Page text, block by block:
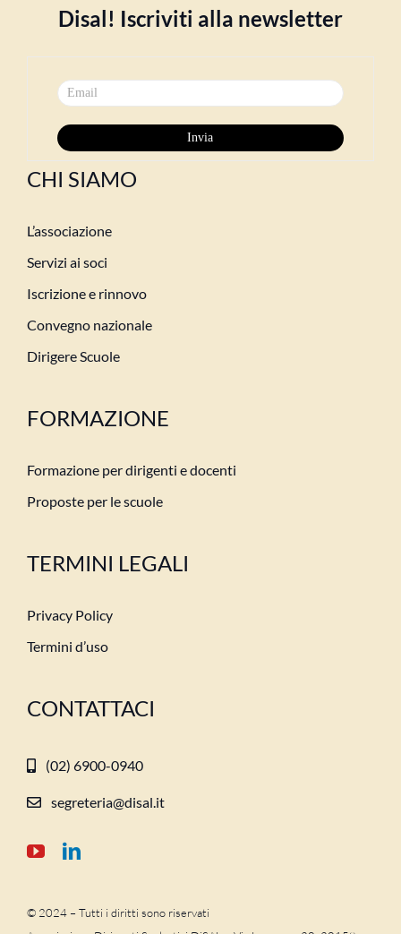
Disal! Iscriviti alla newsletter
CHI SIAMO
L’associazione
Servizi ai soci
Iscrizione e rinnovo
Convegno nazionale
Dirigere Scuole
FORMAZIONE
Formazione per dirigenti e docenti
Proposte per le scuole
TERMINI LEGALI
Privacy Policy
Termini d’uso
CONTATTACI
(02) 6900-0940
segreteria@disal.it
© 2024 – Tutti i diritti sono riservati